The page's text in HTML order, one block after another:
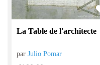
La Table de l'architecte
parJulio Pomar